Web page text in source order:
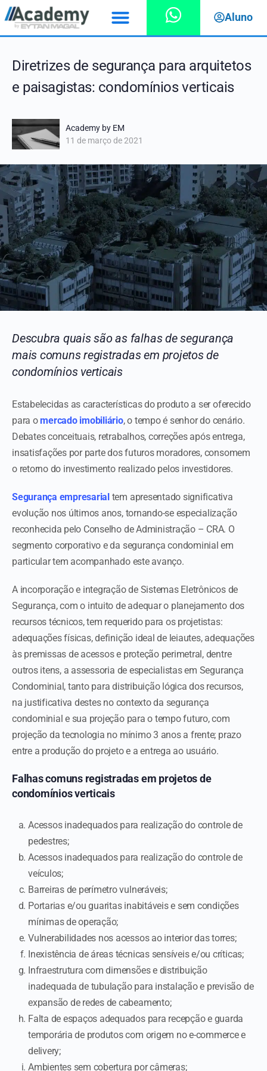
Aluno
Diretrizes de segurança para arquitetos
e paisagistas: condomínios verticais
Academy by EM
11 de março de 2021
Descubra quais são as falhas de segurança
mais comuns registradas em projetos de
condomínios verticais
Estabelecidas as características do produto a ser oferecido
para omercado imobiliário, o tempo é senhor do cenário.
Debates conceituais, retrabalhos, correções após entrega,
insatisfações por parte dos futuros moradores, consomem
o retorno do investimento realizado pelos investidores.
Segurança empresarialtem apresentado significativa
evolução nos últimos anos, tornando-se especialização
reconhecida pelo Conselho de Administração – CRA. O
segmento corporativo e da segurança condominial em
particular tem acompanhado este avanço.
A incorporação e integração de Sistemas Eletrônicos de
Segurança, com o intuito de adequar o planejamento dos
recursos técnicos, tem requerido para os projetistas:
adequações físicas, definição ideal de leiautes, adequações
às premissas de acessos e proteção perimetral, dentre
outros itens, a assessoria de especialistas em Segurança
Condominial, tanto para distribuição lógica dos recursos,
na justificativa destes no contexto da segurança
condominial e sua projeção para o tempo futuro, com
projeção da tecnologia no mínimo 3 anos a frente; prazo
entre a produção do projeto e a entrega ao usuário.
Falhas comuns registradas em projetos de
condomínios verticais
Acessos inadequados para realização do controle de
pedestres;
Acessos inadequados para realização do controle de
veículos;
Barreiras de perímetro vulneráveis;
Portarias e/ou guaritas inabitáveis e sem condições
mínimas de operação;
Vulnerabilidades nos acessos ao interior das torres;
Inexistência de áreas técnicas sensíveis e/ou críticas;
Infraestrutura com dimensões e distribuição
inadequada de tubulação para instalação e previsão de
expansão de redes de cabeamento;
Falta de espaços adequados para recepção e guarda
temporária de produtos com origem no e-commerce e
delivery;
Ambientes sem cobertura por câmeras;